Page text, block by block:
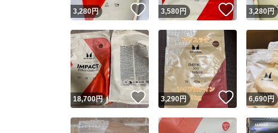
スピード&
※このバッジ
スピー
スピー
3,280円 いいね！
3,580円 いいね！
3,280円
18,700円 いいね！
3,290円 いいね！
6,690円